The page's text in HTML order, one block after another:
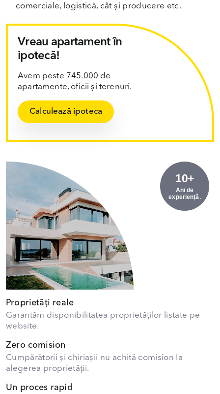
comerciale, logistică, cât și producere etc.
Vreau apartament în
ipotecă!
Avem peste 745.000 de
apartamente, oficii și terenuri.
Calculează ipoteca
10+
Ani de
experiență.
Proprietăți reale
Garantăm disponibilitatea proprietăților listate pe
website.
Zero comision
Cumpărătorii și chiriașii nu achită comision la
alegerea proprietății.
Un proces rapid